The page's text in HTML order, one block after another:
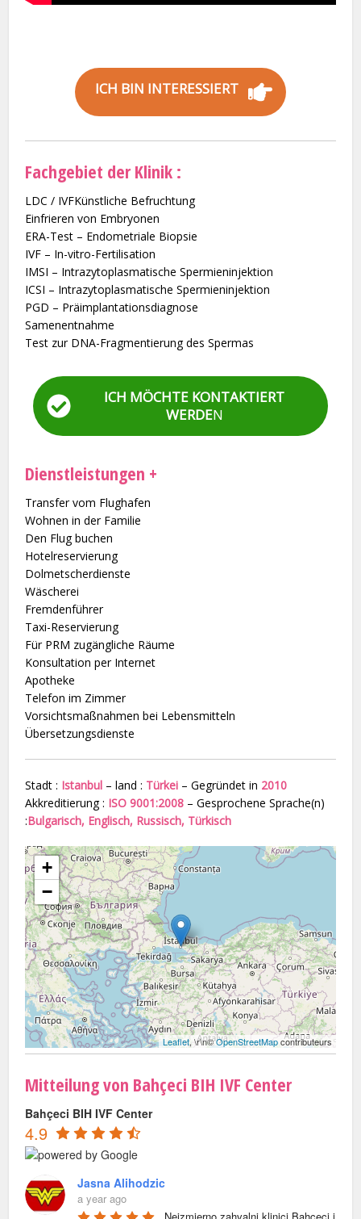
ICH BIN INTERESSIERT
Fachgebiet der Klinik :
LDC / IVFKünstliche Befruchtung
Einfrieren von Embryonen
ERA-Test – Endometriale Biopsie
IVF – In-vitro-Fertilisation
IMSI – Intrazytoplasmatische Spermieninjektion
ICSI – Intrazytoplasmatische Spermieninjektion
PGD – Präimplantationsdiagnose
Samenentnahme
Test zur DNA-Fragmentierung des Spermas
ICH MÖCHTE KONTAKTIERT
WERDEN
Dienstleistungen +
Transfer vom Flughafen
Wohnen in der Familie
Den Flug buchen
Hotelreservierung
Dolmetscherdienste
Wäscherei
Fremdenführer
Taxi-Reservierung
Für PRM zugängliche Räume
Konsultation per Internet
Apotheke
Telefon im Zimmer
Vorsichtsmaßnahmen bei Lebensmitteln
Übersetzungsdienste
Stadt : Istanbul – land : Türkei – Gegründet in 2010
Akkreditierung : ISO 9001:2008 – Gesprochene Sprache(n)
:Bulgarisch, Englisch, Russisch, Türkisch
+
−
Leaflet, \r\n©OpenStreetMapcontributeurs
Mitteilung von Bahçeci BIH IVF Center
Bahçeci BIH IVF Center
4.9
Jasna Alihodzic
a year ago